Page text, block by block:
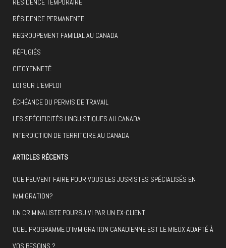
RÉSIDENCE TEMPORAIRE
RÉSIDENCE PERMANENTE
REGROUPEMENT FAMILIAL AU CANADA
RÉFUGIÉS
CITOYENNETÉ
LOI SUR L’EMPLOI
ÉCHÉANCE DU PERMIS DE TRAVAIL
LES SPÉCIFICITÉS LINGUISTIQUES AU CANADA
INTERDICTION DE TERRITOIRE AU CANADA
ARTICLES RÉCENTS
QUE PEUVENT FAIRE POUR VOUS LES JUSRISTES SPÉCIALISÉS EN
IMMIGRATION?
UN CRIMINALISTE POURSUIVI PAR UN EX-CLIENT
QUEL PROGRAMME D’IMMIGRATION CANADIENNE EST LE MIEUX ADAPTÉ À
VOS BESOINS ?